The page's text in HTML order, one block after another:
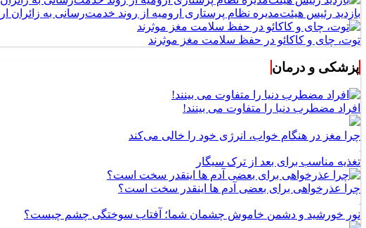
بازدید رئیس هیئت‌مدیره نظام پرستاری ارومیه از روند خدمت‌رسانی به
توت، چای و کاکائو در حفظ سلامت مغز موثرند
پزشکی و درمان
افراد مضطرب دنیا را متفاوت می بینند!
چرا مغز در هنگام خواب، انرژی خود را خالی می‌کند
تغذیه مناسب برای بعد از ترک سیگار
چرا عذرخواهی برای بعضی آدم ها اینقدر سخت است؟
نور خورشید و دشمن خاموش چشمان شما؛ آفتاب سوختگی چشم چیست؟